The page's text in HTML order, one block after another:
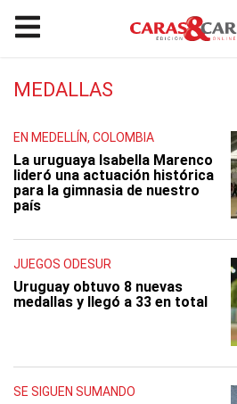
MEDALLAS
EN MEDELLÍN, COLOMBIA
La uruguaya Isabella Marenco
lideró una actuación histórica
para la gimnasia de nuestro
país
JUEGOS ODESUR
Uruguay obtuvo 8 nuevas
medallas y llegó a 33 en total
SE SIGUEN SUMANDO